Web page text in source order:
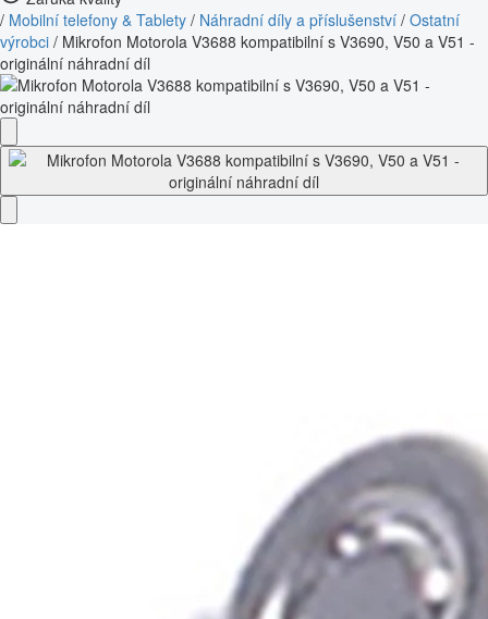
/ Mobilní telefony & Tablety / Náhradní díly a příslušenství / Ostatní
výrobci / Mikrofon Motorola V3688 kompatibilní s V3690, V50 a V51 -
originální náhradní díl